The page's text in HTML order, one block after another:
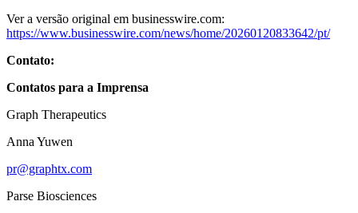
Ver a versão original em businesswire.com:
https://www.businesswire.com/news/home/20260120833642/pt/
Contato:
Contatos para a Imprensa
Graph Therapeutics
Anna Yuwen
pr@graphtx.com
Parse Biosciences